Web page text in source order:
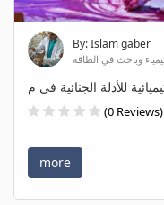
By: Islam gaber
(0 Reviews)
more